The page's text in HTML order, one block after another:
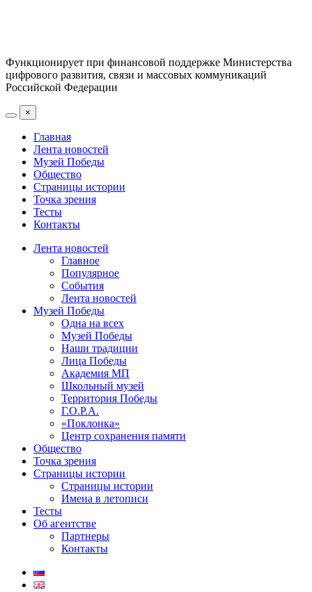
Функционирует при финансовой поддержке Министерства
цифрового развития, связи и массовых коммуникаций
Российской Федерации
×
Главная
Лента новостей
Музей Победы
Общество
Страницы истории
Точка зрения
Тесты
Контакты
Лента новостей
Главное
Популярное
События
Лента новостей
Музей Победы
Одна на всех
Музей Победы
Наши традиции
Лица Победы
Академия МП
Школьный музей
Территория Победы
Г.О.Р.А.
«Поклонка»
Центр сохранения памяти
Общество
Точка зрения
Страницы истории
Страницы истории
Имена в летописи
Тесты
Об агентстве
Партнеры
Контакты